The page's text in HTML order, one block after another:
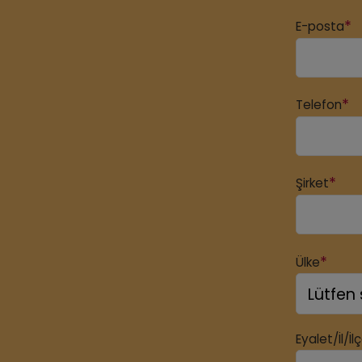
E-posta*
Telefon*
Şirket*
Ülke*
Eyalet/İl/